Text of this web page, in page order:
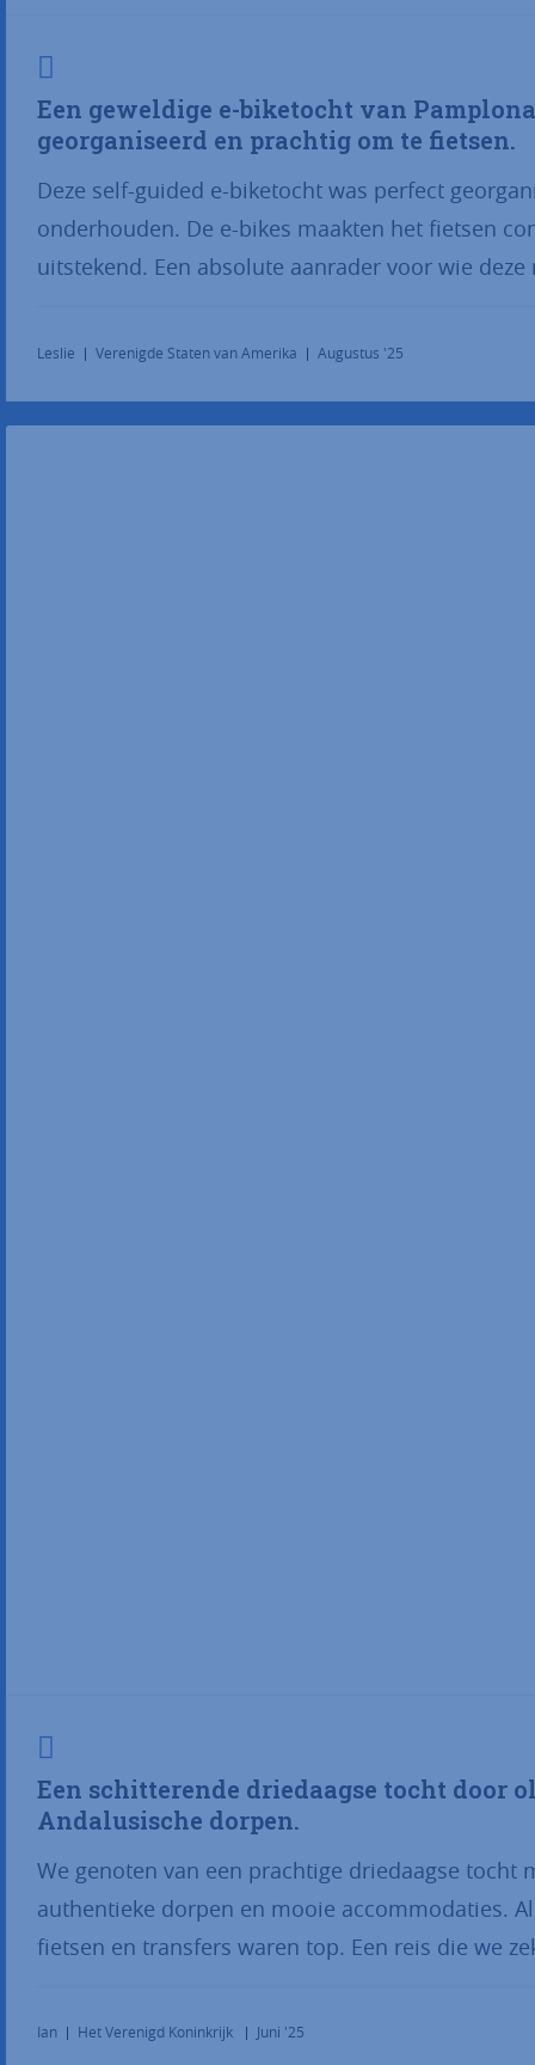
Een geweldige e-biketocht van
georganiseerd en prachtig om te fietsen.
Deze self-guided e-biketocht was perfect
onderhouden. De e-bikes maakten het fietsen
uitstekend. Een absolute aanrader voor wie
Leslie Verenigde Staten van Amerika Augustus '25
Een schitterende driedaagse tocht door
Andalusische dorpen.
We genoten van een prachtige driedaagse tocht
authentieke dorpen en mooie accommodaties.
fietsen en transfers waren top. Een reis die we
Ian Het Verenigd Koninkrijk Juni '25